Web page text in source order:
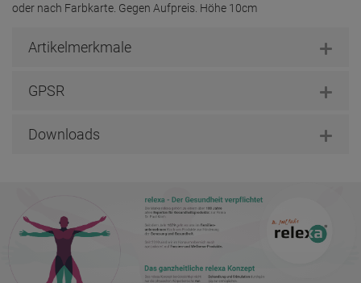
oder nach Farbkarte. Gegen Aufpreis. Höhe 10cm
Artikelmerkmale
GPSR
Downloads